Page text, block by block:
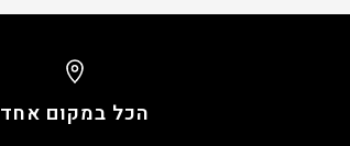
הכל במקום אחד